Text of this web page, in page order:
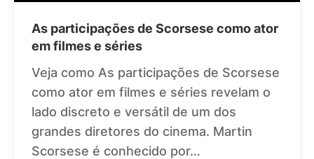
As participações de Scorsese como ator
em filmes e séries
Veja como As participações de Scorsese
como ator em filmes e séries revelam o
lado discreto e versátil de um dos
grandes diretores do cinema. Martin
Scorsese é conhecido por…